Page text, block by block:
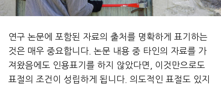
연구 논문에 포함된 자료의 출처를 명확하게 표기하는
것은 매우 중요합니다. 논문 내용 중 타인의 자료를 가
져왔음에도 인용표기를 하지 않았다면, 이것만으로도
표절의 조건이 성립하게 됩니다. 의도적인 표절도 있지